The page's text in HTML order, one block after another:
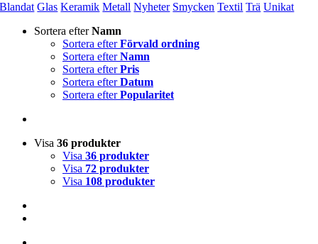
Blandat Glas Keramik Metall Nyheter Smycken Textil Trä Unikat
Sortera efterNamn
Sortera efterFörvald ordning
Sortera efterNamn
Sortera efterPris
Sortera efterDatum
Sortera efterPopularitet
Visa 36 produkter
Visa 36 produkter
Visa 72 produkter
Visa 108 produkter